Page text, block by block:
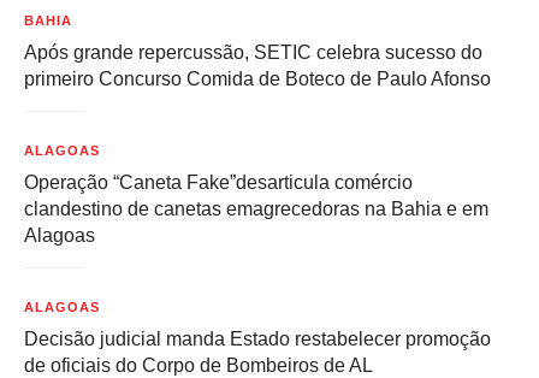
BAHIA
Após grande repercussão, SETIC celebra sucesso do
primeiro Concurso Comida de Boteco de Paulo Afonso
ALAGOAS
Operação “Caneta Fake”desarticula comércio
clandestino de canetas emagrecedoras na Bahia e em
Alagoas
ALAGOAS
Decisão judicial manda Estado restabelecer promoção
de oficiais do Corpo de Bombeiros de AL